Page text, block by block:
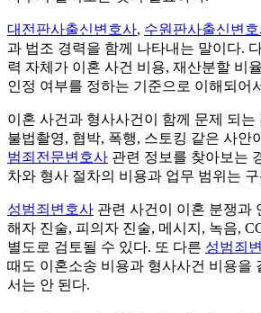
대전판사출신변호사, 수원판사출신변
과 법조 경력을 함께 나타내는 말이다.
력 자체가 이혼 사건 비용, 재산분할 비
인정 여부를 정하는 기준으로 이해되어
이혼 사건과 형사사건이 함께 문제 되는
불법촬영, 협박, 폭행, 스토킹 같은 사안
범죄전문변호사 관련 정보를 찾아보는
차와 형사 절차의 비용과 업무 범위는
성범죄변호사 관련 사건이 이혼 분쟁과
해자 진술, 피의자 진술, 메시지, 녹음,
별도로 검토될 수 있다. 또 다른 성범죄
때도 이혼소송 비용과 형사사건 비용을
서는 안 된다.